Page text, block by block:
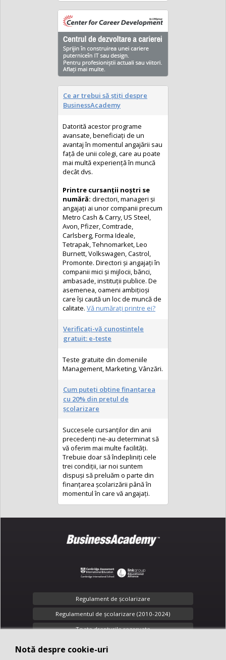
Notă despre cookie-uri
Ce ar trebui să ştiţi despre
BusinessAcademy
Datorită acestor programe
avansate, beneficiați de un
avantaj în momentul angajării sau
faţă de unii colegi, care au poate
mai multă experienţă în muncă
decât dvs.
Printre cursanţii noştri se
numără: directori, manageri şi
angajaţi ai unor companii precum
Metro Cash & Carry, US Steel,
Avon, Pfizer, Comtrade,
Carlsberg, Forma Ideale,
Tetrapak, Tehnomarket, Leo
Burnett, Volkswagen, Castrol,
Promonte. Directori şi angajaţi în
companii mici şi mijlocii, bănci,
ambasade, instituţii publice. De
asemenea, oameni ambiţioşi
care își caută un loc de muncă de
calitate. Vă numărați printre ei?
Verificaţi-vă cunoştinţele
gratuit: e-teste
Teste gratuite din domeniile
Management, Marketing, Vânzări.
Cum puteți obține finanţarea
cu 20% din preţul de
şcolarizare
Succesele cursanţilor din anii
precedenţi ne-au determinat să
vă oferim mai multe facilităţi.
Trebuie doar să îndepliniţi cele
trei condiţii, iar noi suntem
dispuși să preluăm o parte din
finanţarea şcolarizării până în
momentul în care vă angajaţi.
Regulament de şcolarizare
Regulamentul de școlarizare (2010-2024)
Toate drepturile rezervate
Notă despre cookie-uri